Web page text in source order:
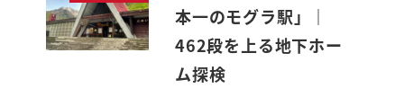
本一のモグラ駅」｜
462段を上る地下ホー
ム探検